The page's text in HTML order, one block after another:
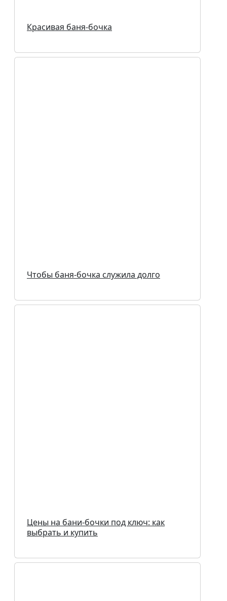
Красивая баня-бочка
Чтобы баня-бочка служила долго
Цены на бани-бочки под ключ: как
выбрать и купить